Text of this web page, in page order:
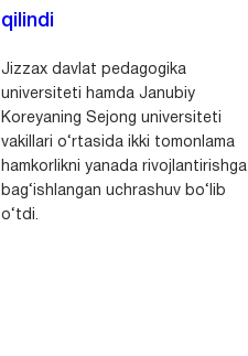
qilindi
Jizzax davlat pedagogika
universiteti hamda Janubiy
Koreyaning Sejong universiteti
vakillari o‘rtasida ikki tomonlama
hamkorlikni yanada rivojlantirishga
bag‘ishlangan uchrashuv bo‘lib
o‘tdi.